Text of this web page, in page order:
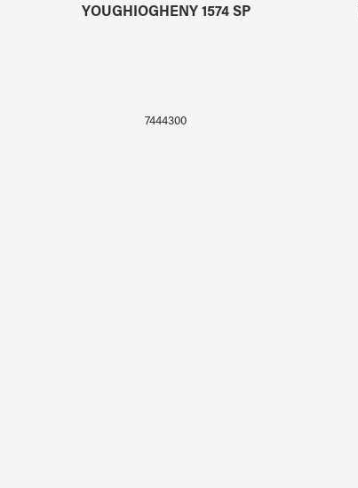
YOUGHIOGHENY 1574 SP
7444300